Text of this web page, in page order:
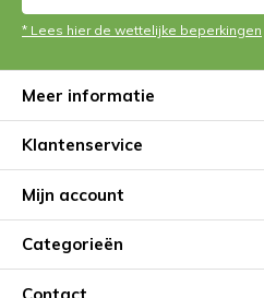
* Lees hier de wettelijke beperkingen
Meer informatie
Klantenservice
Mijn account
Categorieën
Contact